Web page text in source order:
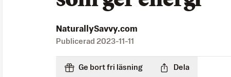
NaturallySavvy.com
Publicerad 2023-11-11
Ge bort fri läsning Dela